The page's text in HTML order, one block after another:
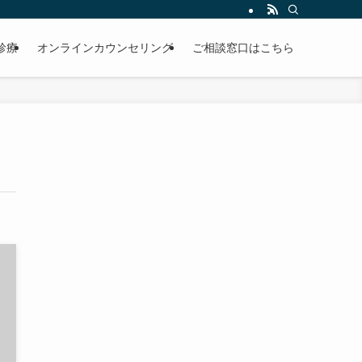
療 オンラインカウンセリング ご相談窓口はこちら